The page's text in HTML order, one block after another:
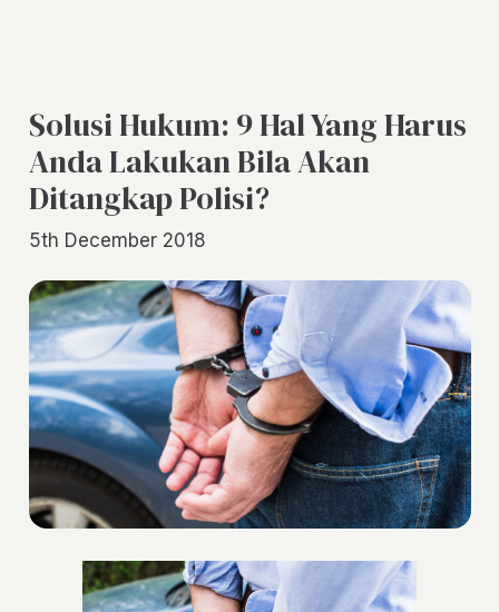
Solusi Hukum: 9 Hal Yang Harus
Anda Lakukan Bila Akan
Ditangkap Polisi?
5th December 2018